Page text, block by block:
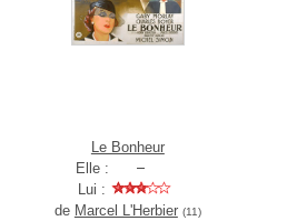
Le Bonheur
Elle :
Lui :
de Marcel L'Herbier (11)